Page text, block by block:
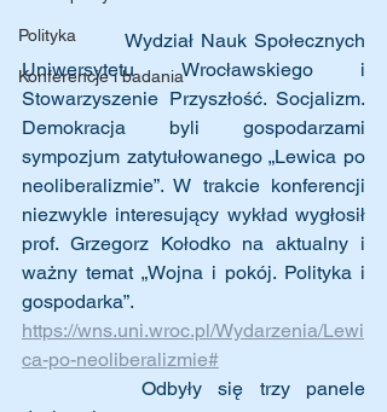
Polityka
Konferencje i badania
		Wydział Nauk Społecznych
Uniwersytetu Wrocławskiego i
Stowarzyszenie Przyszłość. Socjalizm.
Demokracja byli gospodarzami
sympozjum zatytułowanego „Lewica po
neoliberalizmie”. W trakcie konferencji
niezwykle interesujący wykład wygłosił
prof. Grzegorz Kołodko na aktualny i
ważny temat „Wojna i pokój. Polityka i
gospodarka”.
https://wns.uni.wroc.pl/Wydarzenia/Lewi
ca-po-neoliberalizmie#